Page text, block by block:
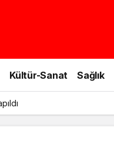
Kültür-Sanat Sağlık